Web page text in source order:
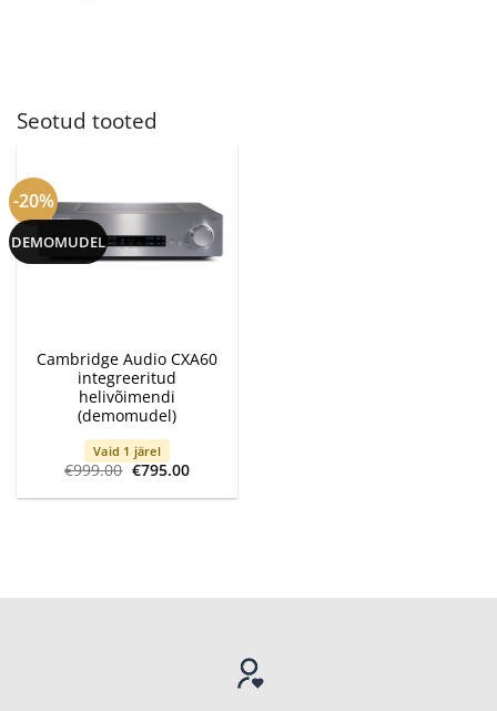
Seotud tooted
-20%
DEMOMUDEL
Cambridge Audio CXA60
integreeritud
helivõimendi
(demomudel)
Vaid 1 järel
€999.00 Algne
oli:
€795.00Current
is: